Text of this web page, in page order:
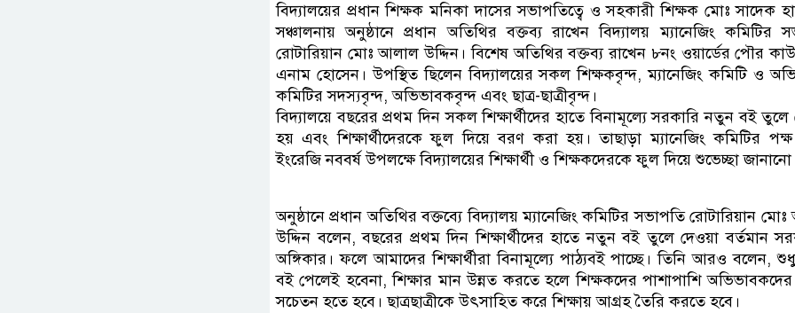
বিদ্যালয়ের প্রধান শিক্ষক মনিকা দাসের সভাপতিত্বে ও সহকারী শিক্ষক মোঃ সাদেক
সঞ্চালনায় অনুষ্ঠানে প্রধান অতিথির বক্তব্য রাখেন বিদ্যালয় ম্যানেজিং কমিটির
রোটারিয়ান মোঃ আলাল উদ্দিন। বিশেষ অতিথির বক্তব্য রাখেন ৮নং ওয়ার্ডের পৌর
এনাম হোসেন। উপস্থিত ছিলেন বিদ্যালয়ের সকল শিক্ষকবৃন্দ, ম্যানেজিং কমিটি ও
কমিটির সদস্যবৃন্দ, অভিভাবকবৃন্দ এবং ছাত্র-ছাত্রীবৃন্দ।
বিদ্যালয়ে বছরের প্রথম দিন সকল শিক্ষার্থীদের হাতে বিনামূল্যে সরকারি নতুন বই তুলে
হয় এবং শিক্ষার্থীদেরকে ফুল দিয়ে বরণ করা হয়। তাছাড়া ম্যানেজিং কমিটির
ইংরেজি নববর্ষ উপলক্ষে বিদ্যালয়ের শিক্ষার্থী ও শিক্ষকদেরকে ফুল দিয়ে শুভেচ্ছা
অনুষ্ঠানে প্রধান অতিথির বক্তব্যে বিদ্যালয় ম্যানেজিং কমিটির সভাপতি রোটারিয়ান
উদ্দিন বলেন, বছরের প্রথম দিন শিক্ষার্থীদের হাতে নতুন বই তুলে দেওয়া বর্তমান
অঙ্গিকার। ফলে আমাদের শিক্ষার্থীরা বিনামূল্যে পাঠ্যবই পাচ্ছে। তিনি আরও বলেন,
বই পেলেই হবেনা, শিক্ষার মান উন্নত করতে হলে শিক্ষকদের পাশাপাশি
সচেতন হতে হবে। ছাত্রছাত্রীকে উৎসাহিত করে শিক্ষায় আগ্রহ তৈরি করতে হবে।